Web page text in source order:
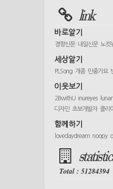
link
바로알기
경향신문 내일신문 노컷
세상알기
PLSong 개종 민중가요
이웃보기
2BwithU inureyes
디자인 초보개발자 클리
함께하기
lovedaydream noopy
Total : 51284394